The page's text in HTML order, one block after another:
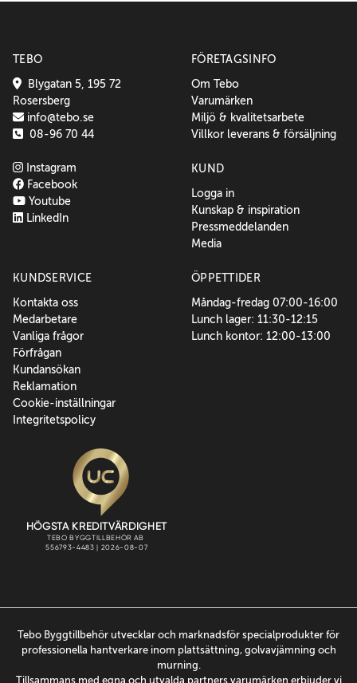
TEBO
Blygatan 5, 195 72
Rosersberg
info@tebo.se
08-96 70 44
Instagram
Facebook
Youtube
LinkedIn
FÖRETAGSINFO
Om Tebo
Varumärken
Miljö & kvalitetsarbete
Villkor leverans & försäljning
KUND
Logga in
Kunskap & inspiration
Pressmeddelanden
Media
KUNDSERVICE
Kontakta oss
Medarbetare
Vanliga frågor
Förfrågan
Kundansökan
Reklamation
Cookie-inställningar
Integritetspolicy
ÖPPETTIDER
Måndag-fredag 07:00-16:00
Lunch lager: 11:30-12:15
Lunch kontor: 12:00-13:00
Tebo Byggtillbehör utvecklar och marknadsför specialprodukter för
professionella hantverkare inom plattsättning, golvavjämning och
murning.
Tillsammans med egna och utvalda partners varumärken erbjuder vi